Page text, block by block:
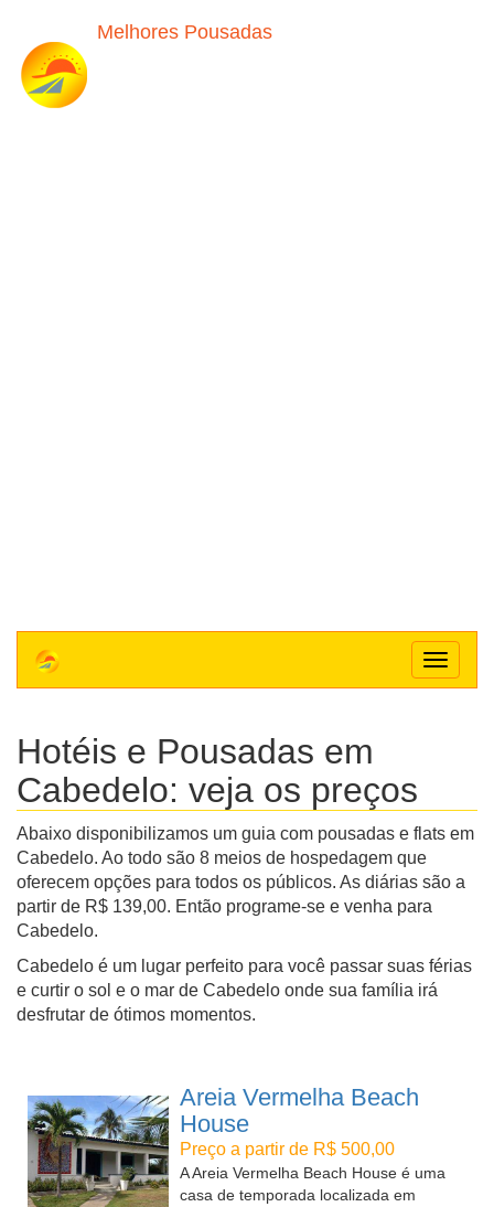
Melhores Pousadas
Toggle
Hotéis e Pousadas em
Cabedelo: veja os preços
Abaixo disponibilizamos um guia com pousadas e flats em
Cabedelo. Ao todo são 8 meios de hospedagem que
oferecem opções para todos os públicos. As diárias são a
partir de R$ 139,00. Então programe-se e venha para
Cabedelo.
Cabedelo é um lugar perfeito para você passar suas férias
e curtir o sol e o mar de Cabedelo onde sua família irá
desfrutar de ótimos momentos.
Areia Vermelha Beach
House
Preço a partir de R$ 500,00
A Areia Vermelha Beach House é uma
casa de temporada localizada em